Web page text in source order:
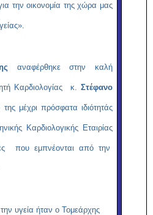
την οικονομία της χώρα μας
αναφέρθηκε στην καλή
Καρδιολογίας κ. Στέφανο
μέχρι πρόσφατα ιδιότητάς
Καρδιολογικής Εταιρίας
που εμπνέονται από την
υγεία ήταν ο Τομεάρχης